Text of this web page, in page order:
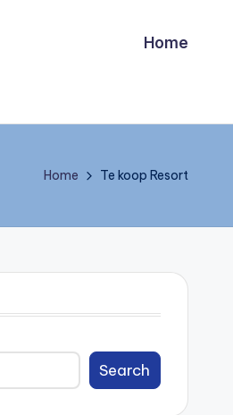
Home
Home Te koop Resort
Search